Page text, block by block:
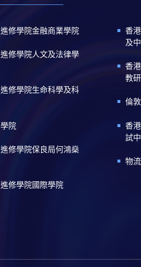
修學院金融商業學院
修學院人文及法律學
修學院生命科學及科
院
修學院保良局何鴻燊
修學院國際學院
香
及
香
教
倫
香
試
物